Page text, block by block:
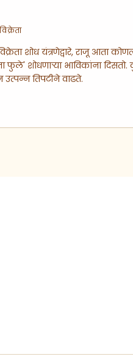
शोध यंत्रणेद्वारे, राजू आता
फुले' शोधणाऱ्या भाविकांना
उत्पन्न तिपटीने वाढते.